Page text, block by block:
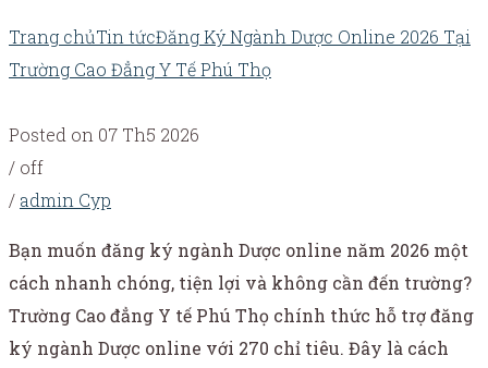
Trang chủTin tứcĐăng Ký Ngành Dược Online 2026 Tại
Trường Cao Đẳng Y Tế Phú Thọ
Posted on 07 Th5 2026
/ off
/ admin Cyp
Bạn muốn đăng ký ngành Dược online năm 2026 một
cách nhanh chóng, tiện lợi và không cần đến trường?
Trường Cao đẳng Y tế Phú Thọ chính thức hỗ trợ đăng
ký ngành Dược online với 270 chỉ tiêu. Đây là cách